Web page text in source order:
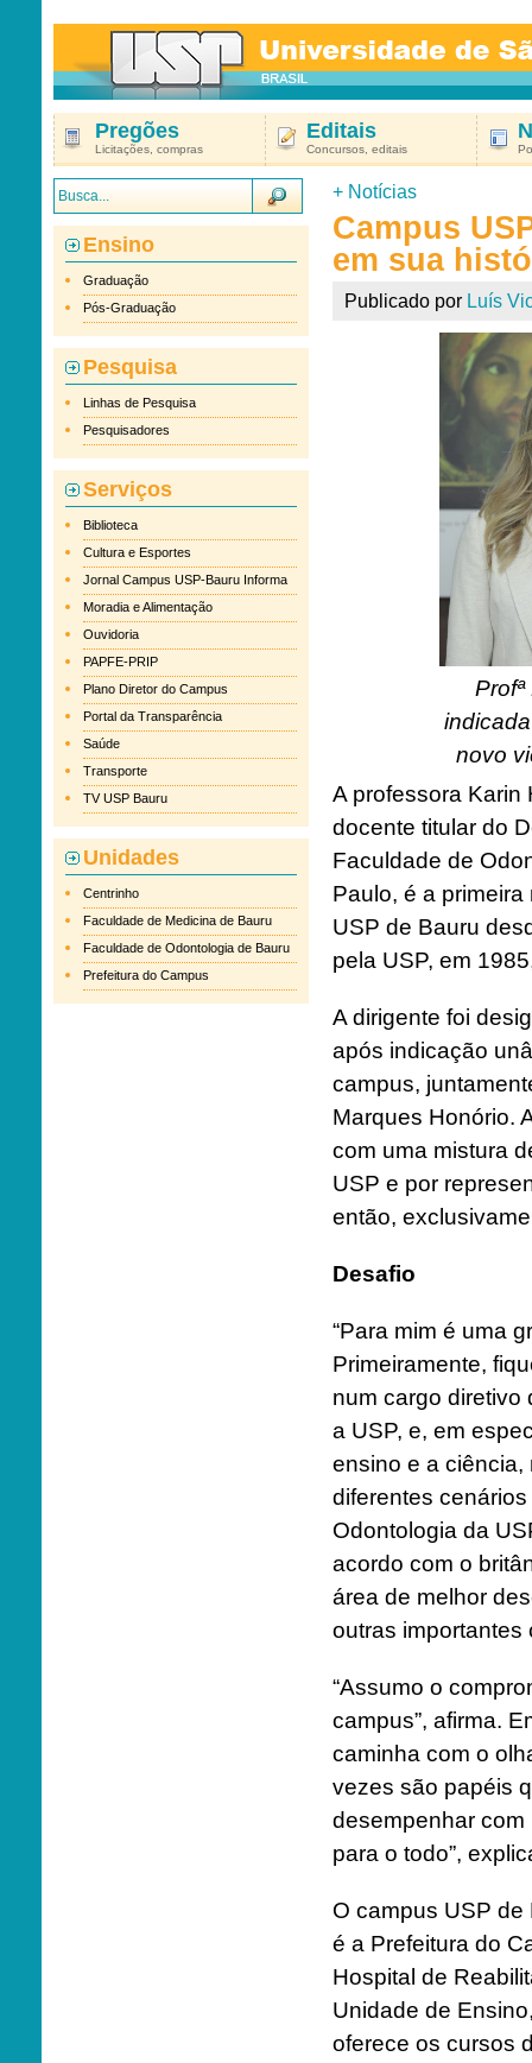
Pregões
Licitações, compras
Editais
Concursos, editais
Ensino
Graduação
Pós-Graduação
Pesquisa
Linhas de Pesquisa
Pesquisadores
Serviços
Biblioteca
Cultura e Esportes
Jornal Campus USP-Bauru Informa
Moradia e Alimentação
Ouvidoria
PAPFE-PRIP
Plano Diretor do Campus
Portal da Transparência
Saúde
Transporte
TV USP Bauru
Unidades
Centrinho
Faculdade de Medicina de Bauru
Faculdade de Odontologia de Bauru
Prefeitura do Campus
+ Notícias
Campus
em sua
Publicado por Luís
novo
A professora Karin
docente titular do
Faculdade de
Paulo, é a
USP de Bauru
pela USP, em
A dirigente foi
após indicação
campus,
Marques Honório.
com uma mistura
USP e por
então,
Desafio
“Para mim é uma
Primeiramente,
num cargo diretivo
a USP, e, em
ensino e a
diferentes
Odontologia da
acordo com o
área de melhor
outras importantes
“Assumo o
campus”, afirma.
caminha com o
vezes são papéis
desempenhar com
para o todo”,
O campus USP
é a Prefeitura do
Hospital de
Unidade de
oferece os cursos